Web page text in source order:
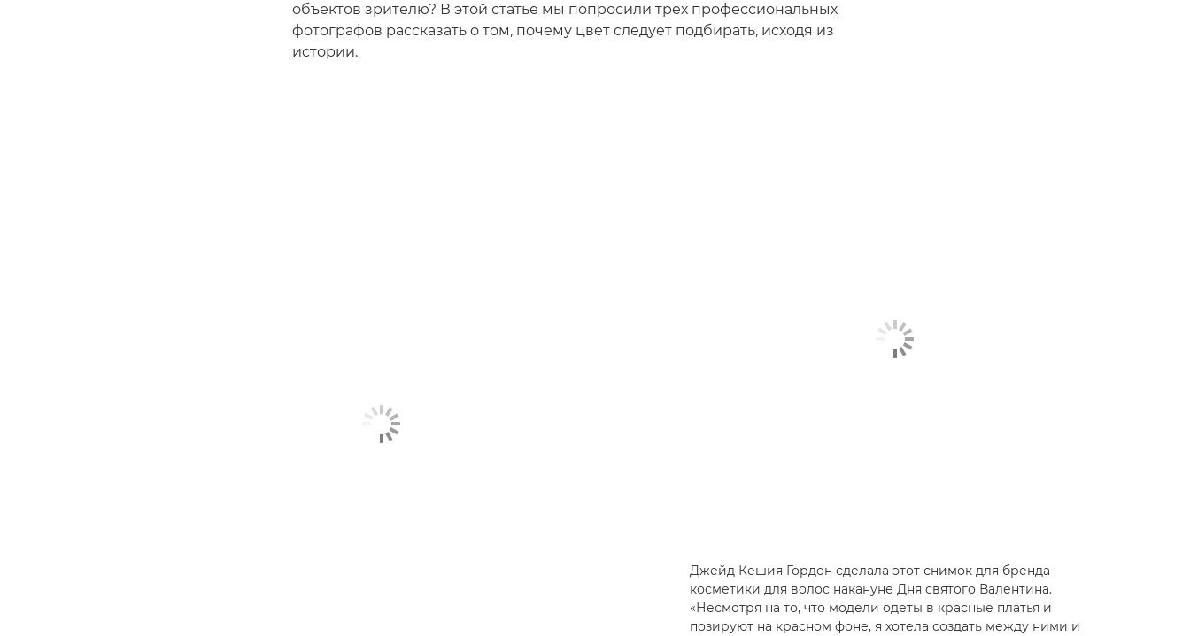
объектов зрителю? В этой статье мы попросили трех профессиональных
фотографов рассказать о том, почему цвет следует подбирать, исходя из
истории.
Джейд Кешия Гордон сделала этот снимок для бренда
косметики для волос накануне Дня святого Валентина.
«Несмотря на то, что модели одеты в красные платья и
позируют на красном фоне, я хотела создать между ними и